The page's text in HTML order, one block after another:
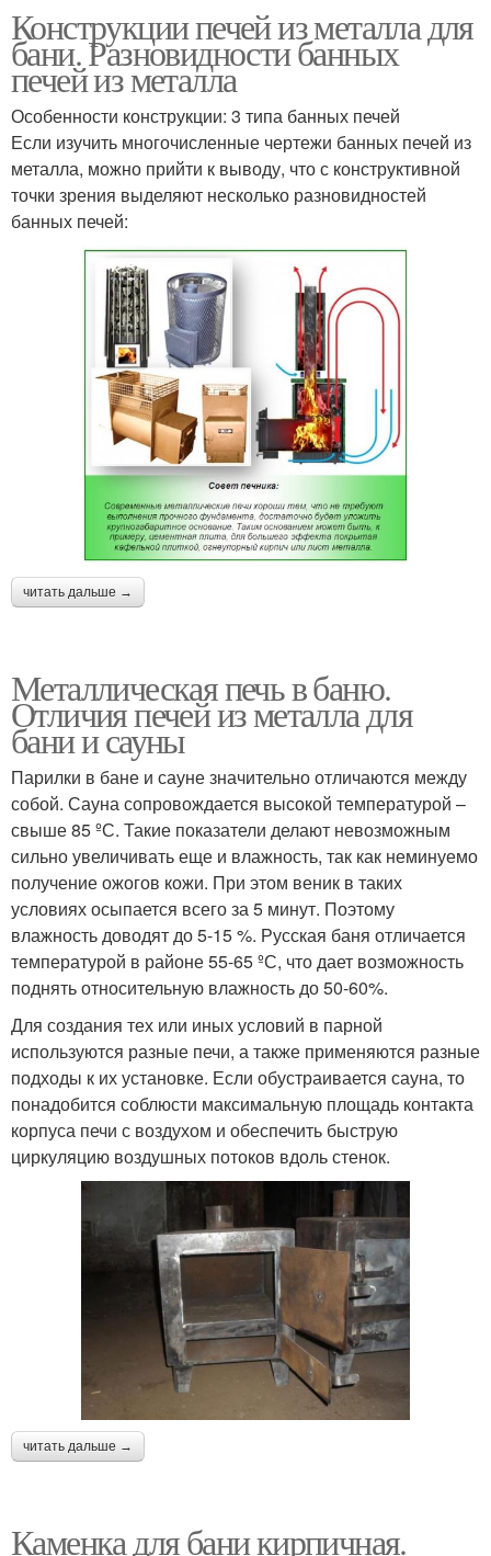
Конструкции печей из металла для
бани. Разновидности банных
печей из металла
Особенности конструкции: 3 типа банных печей
Если изучить многочисленные чертежи банных печей из
металла, можно прийти к выводу, что с конструктивной
точки зрения выделяют несколько разновидностей
банных печей:
читать дальше →
Металлическая печь в баню.
Отличия печей из металла для
бани и сауны
Парилки в бане и сауне значительно отличаются между
собой. Сауна сопровождается высокой температурой –
свыше 85 ºС. Такие показатели делают невозможным
сильно увеличивать еще и влажность, так как неминуемо
получение ожогов кожи. При этом веник в таких
условиях осыпается всего за 5 минут. Поэтому
влажность доводят до 5-15 %. Русская баня отличается
температурой в районе 55-65 ºС, что дает возможность
поднять относительную влажность до 50-60%.
Для создания тех или иных условий в парной
используются разные печи, а также применяются разные
подходы к их установке. Если обустраивается сауна, то
понадобится соблюсти максимальную площадь контакта
корпуса печи с воздухом и обеспечить быструю
циркуляцию воздушных потоков вдоль стенок.
читать дальше →
Каменка для бани кирпичная.